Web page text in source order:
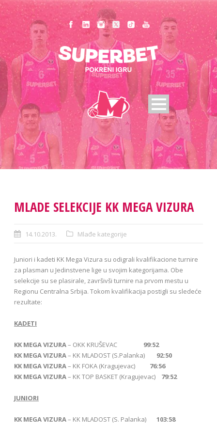
MLADE SELEKCIJE KK MEGA VIZURA
14.10.2013. Mlađe kategorije
Juniori i kadeti KK Mega Vizura su odigrali kvalifikacione turnire
za plasman u Jedinstvene lige u svojim kategorijama. Obe
selekcije su se plasirale, završivši turnire na prvom mestu u
Regionu Centralna Srbija. Tokom kvalifikacija postigli su sledeće
rezultate:
KADETI
KK MEGA VIZURA– OKK KRUŠEVAC 99:52
KK MEGA VIZURA– KK MLADOST (S.Palanka) 92:50
KK MEGA VIZURA– KK FOKA (Kragujevac) 76:56
KK MEGA VIZURA– KK TOP BASKET (Kragujevac) 79:52
JUNIORI
KK MEGA VIZURA– KK MLADOST (S. Palanka) 103:58